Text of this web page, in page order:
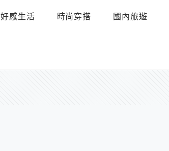
好感生活 時尚穿搭 國內旅遊